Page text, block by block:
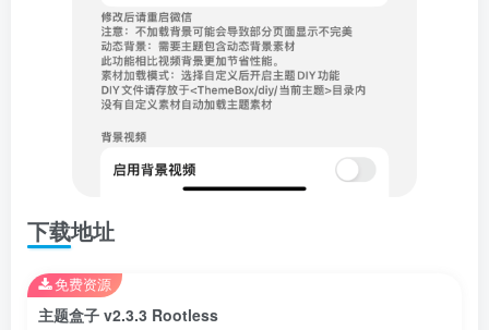
下载地址
主题盒子 v2.3.3 Rootless
免费资源